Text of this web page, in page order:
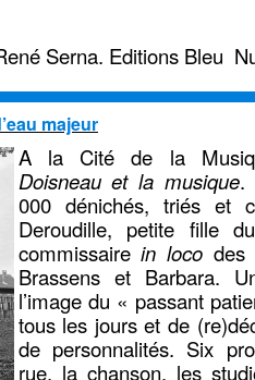
Serna. Editions Bleu
majeur
A la Cité de la
Doisneau et la musique.
000 dénichés, triés et
Deroudille, petite fille
commissairein loco des
Brassens et Barbara.
l’image du « passant
tous les jours et de
de personnalités. Six
rue, la chanson, les